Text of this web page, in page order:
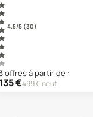
4.5/5 (30)
offresà partir de :
135€499€ neuf